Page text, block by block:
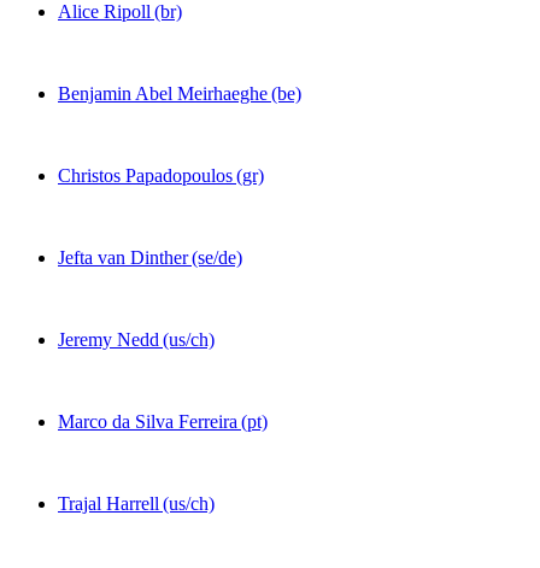
Alice Ripoll (br)
Benjamin Abel Meirhaeghe(be)
Christos Papadopoulos(gr)
Jefta van Dinther(se/de)
Jeremy Nedd (us/ch)
Marco da Silva Ferreira (pt)
Trajal Harrell (us/ch)